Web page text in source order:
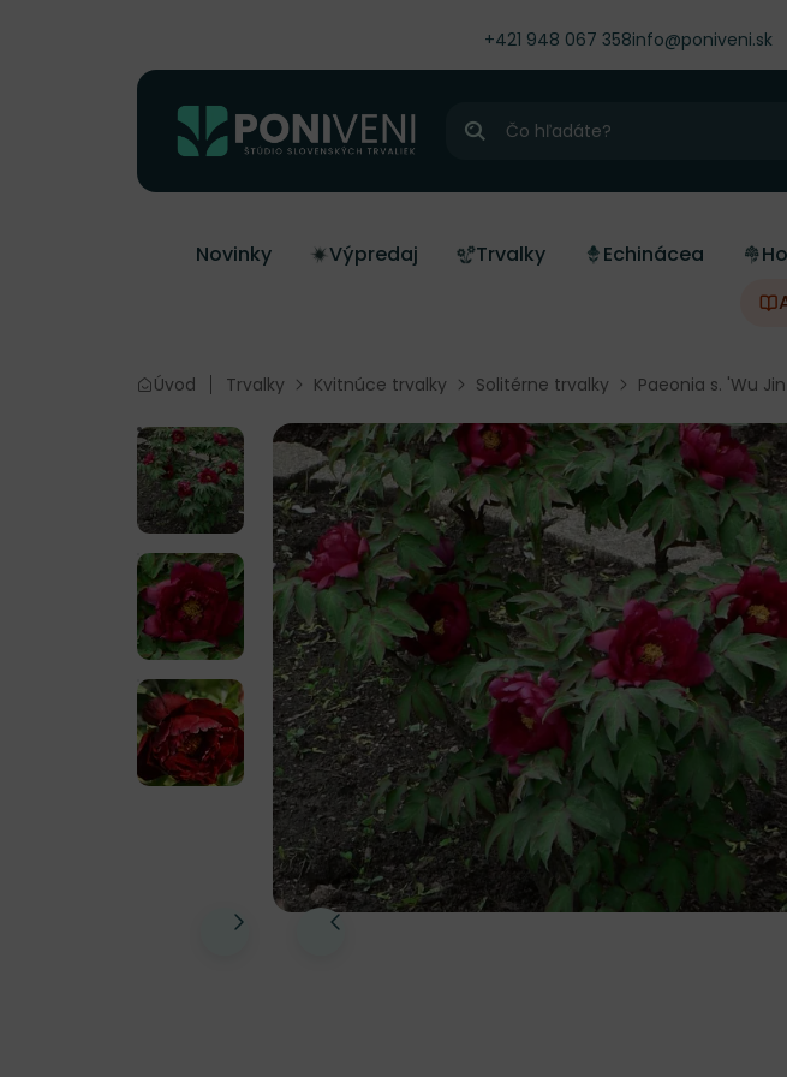
+421 948 067 358info@poniveni.sk
Hľadať
Novinky Výpredaj Trvalky Echinácea
Úvod Trvalky Kvitnúce trvalky Solitérne trvalky Paeonia s. 'Wu